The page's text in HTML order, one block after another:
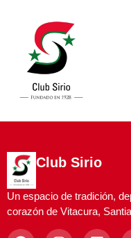
Club Sirio
Un espacio de tradición,
corazón de Vitacura,